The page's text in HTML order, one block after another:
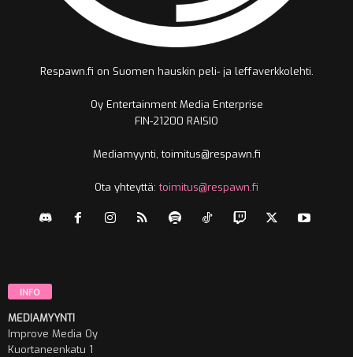
Respawn.fi on Suomen hauskin peli- ja leffaverkkolehti.
Oy Entertainment Media Enterprise
FIN-21200 RAISIO
Mediamyynti, toimitus@respawn.fi
Ota yhteyttä:toimitus@respawn.fi
INFO
MEDIAMYYNTI
Improve Media Oy
Kuortaneenkatu 1